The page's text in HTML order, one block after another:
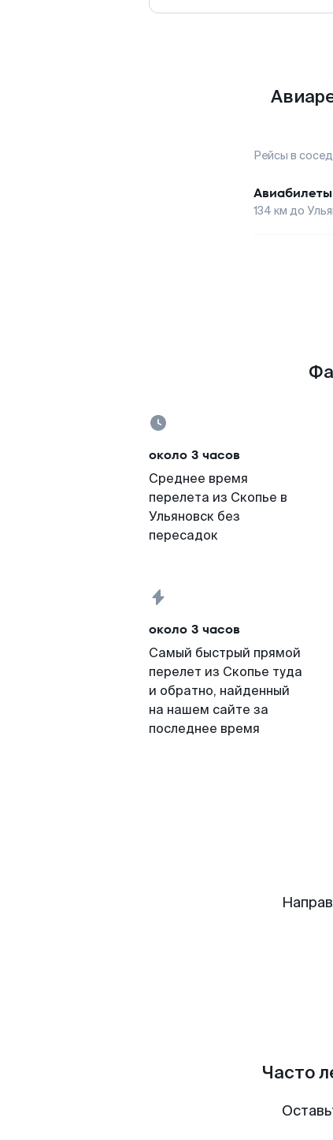
Рейсы в
Авиабилеты
134 км до
около 3 часов
Среднее время
перелета из Скопье в
Ульяновск без
пересадок
около 3 часов
Самый быстрый прямой
перелет из Скопье туда
и обратно, найденный
на нашем сайте за
последнее время
Часто